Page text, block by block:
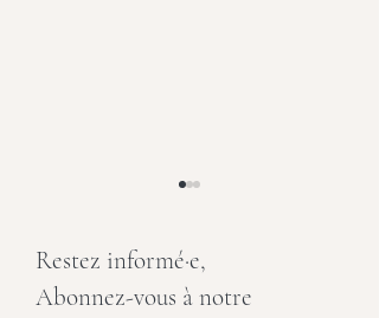
Restez informé·e,
Abonnez-vous à notre